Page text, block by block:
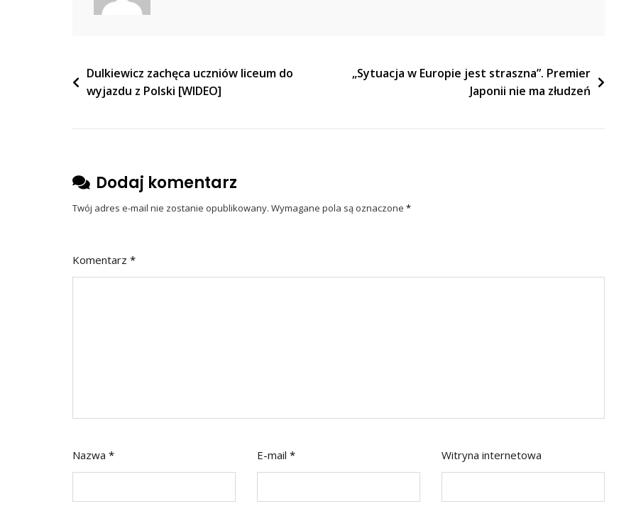
[WIDEO]
Nawigacja
wpisu
Dulkiewicz zachęca uczniów liceum do
wyjazdu z Polski [WIDEO]
„Sytuacja w Europie jest straszna”. Premier
Japonii nie ma złudzeń
Dodaj komentarz
Twój adres e-mail nie zostanie opublikowany. Wymagane pola są oznaczone *
Komentarz *
Nazwa * E-mail * Witryna internetowa